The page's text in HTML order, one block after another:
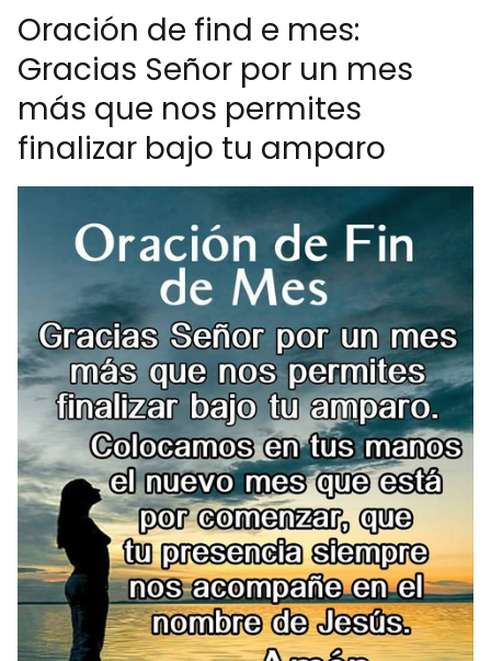
Oración de find e mes:
Gracias Señor por un mes
más que nos permites
finalizar bajo tu amparo